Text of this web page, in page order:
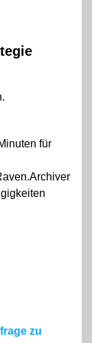
für
zu